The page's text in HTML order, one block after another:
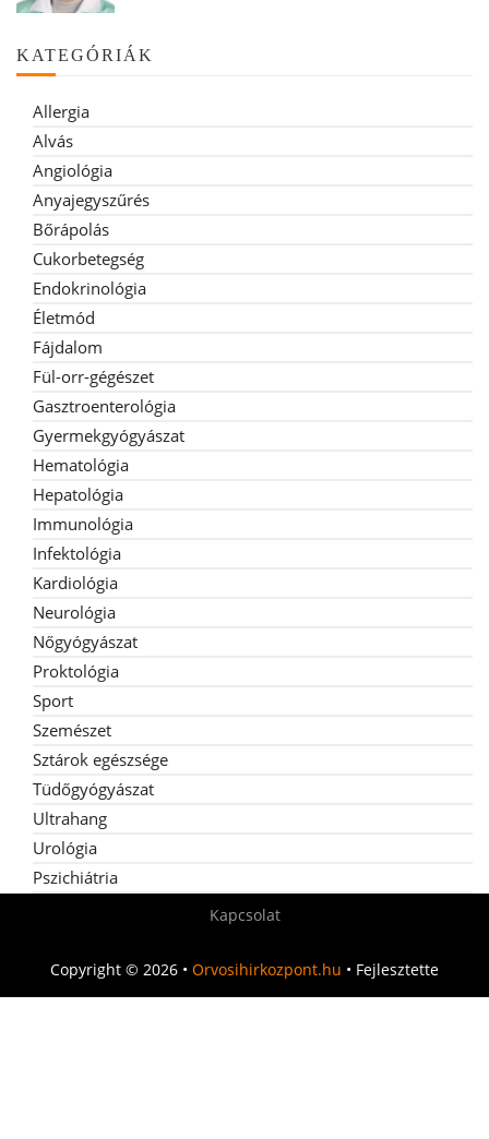
KATEGÓRIÁK
Allergia
Alvás
Angiológia
Anyajegyszűrés
Bőrápolás
Cukorbetegség
Endokrinológia
Életmód
Fájdalom
Fül-orr-gégészet
Gasztroenterológia
Gyermekgyógyászat
Hematológia
Hepatológia
Immunológia
Infektológia
Kardiológia
Neurológia
Nőgyógyászat
Proktológia
Sport
Szemészet
Sztárok egészsége
Tüdőgyógyászat
Ultrahang
Urológia
Pszichiátria
Kapcsolat
Copyright © 2026 • Orvosihirkozpont.hu • Fejlesztette